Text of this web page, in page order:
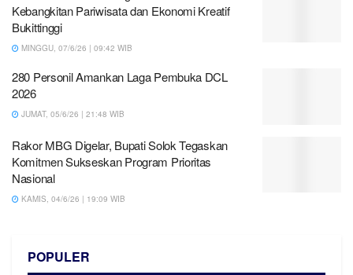
Kebangkitan Pariwisata dan Ekonomi Kreatif
Bukittinggi
MINGGU, 07/6/26 | 09:42 WIB
280 Personil Amankan Laga Pembuka DCL
2026
JUMAT, 05/6/26 | 21:48 WIB
Rakor MBG Digelar, Bupati Solok Tegaskan
Komitmen Sukseskan Program Prioritas
Nasional
KAMIS, 04/6/26 | 19:09 WIB
POPULER